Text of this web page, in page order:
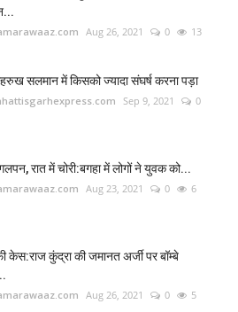
Aug 26, 2021 0 13
सलमान में किसको ज्यादा संघर्ष करना पड़ा
Sep 9, 2021
0
रात में चोरी:बगहा में लोगों ने युवक को...
Aug 23, 2021 0 6
केस:राज कुंद्रा की जमानत अर्जी पर बॉम्बे
Aug 26, 2021 0 5